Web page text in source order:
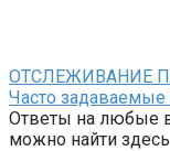
ОТСЛЕЖИВАНИЕ
Часто
Ответы на любые
можно найти здесь